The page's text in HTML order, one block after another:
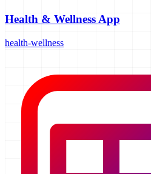
Health & Wellness App
health-wellness